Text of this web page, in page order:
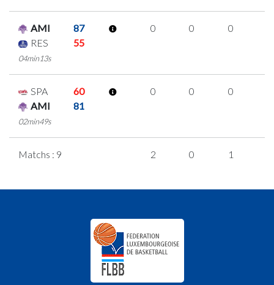
AMI
87
RES
55
04min13s
0 0 0
SPA
60
AMI
81
02min49s
0 0 0
Matchs : 9 2 0 1